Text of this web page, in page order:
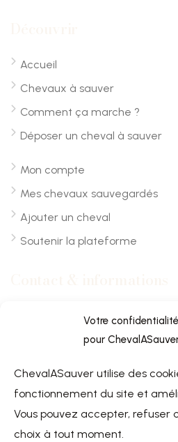
Votre
pour
ChevalASauver utilise des
fonctionnement du site et
Vous pouvez accepter, refuser
choix à tout moment.
Accueil
Chevaux à sauver
Comment ça marche ?
Déposer un cheval à sauver
Mon compte
Mes chevaux sauvegardés
Ajouter un cheval
Soutenir la plateforme
Chevalasauver.com
Normandie, France
contact@chevalasauver.com
Communiqué de presse